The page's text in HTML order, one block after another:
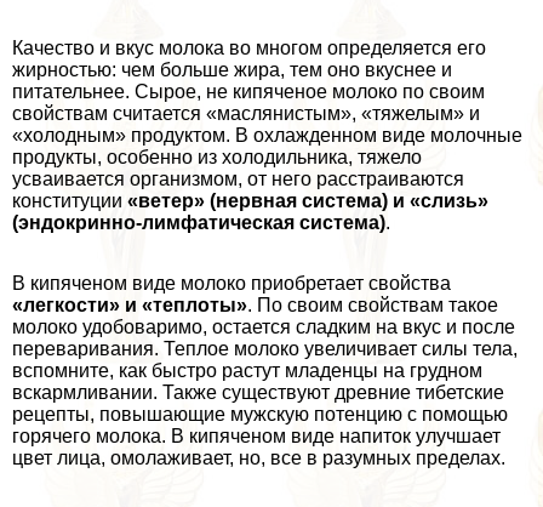
Качество и вкус молока во многом определяется его
жирностью: чем больше жира, тем оно вкуснее и
питательнее. Сырое, не кипяченое молоко по своим
свойствам считается «маслянистым», «тяжелым» и
«холодным» продуктом. В охлажденном виде молочные
продукты, особенно из холодильника, тяжело
усваивается организмом, от него расстраиваются
конституции «ветер» (нервная система) и «слизь»
(эндокринно-лимфатическая система).
В кипяченом виде молоко приобретает свойства
«легкости» и «теплоты». По своим свойствам такое
молоко удобоваримо, остается сладким на вкус и после
переваривания. Теплое молоко увеличивает силы тела,
вспомните, как быстро растут младенцы на грудном
вскармливании. Также существуют древние тибетские
рецепты, повышающие мужскую потенцию с помощью
горячего молока. В кипяченом виде напиток улучшает
цвет лица, омолаживает, но, все в разумных пределах.